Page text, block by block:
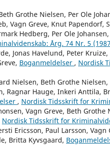
Grothe Nielsen, Per Ole
Vagn Greve, Knut Papendorf,
Hedberg, Per Ole
Årg. 74 Nr. 5
Jonas Havelund, Peter
Boganmeldelser , Nordisk
Nielsen, Beth Grothe Nielsen,
Ragnar Hauge, Inkeri Anttila,
, Nordisk Tidsskrift for
Vagn Greve, Beth
Nordisk Tidsskrift for
Ericsson, Paul Larsson, Vagn
Britta Kyvsgaard,